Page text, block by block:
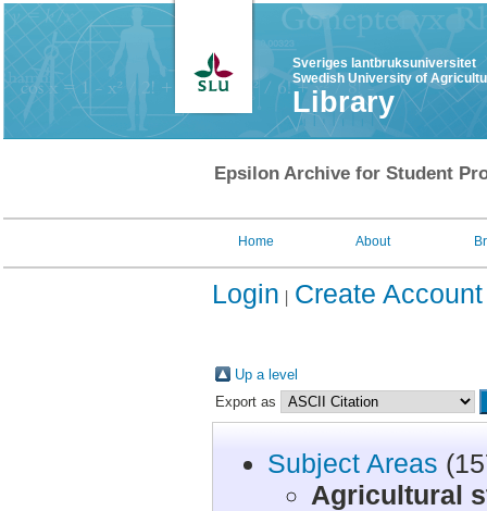
Sveriges lantbruksuniversitet
Swedish University of
Library
Epsilon Archive for Student
Home About
Login Create Account
Up a level
Export as
Subject Areas
Agricultural